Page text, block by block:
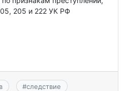
205 и 222 УК РФ
#следствие